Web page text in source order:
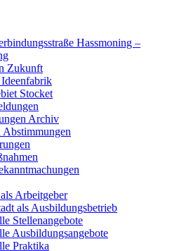
Hassmoning –
Zukunft
Stocket
Archiv
Abstimmungen
Arbeitgeber
als Ausbildungsbetrieb
Stellenangebote
Ausbildungsangebote
Praktika